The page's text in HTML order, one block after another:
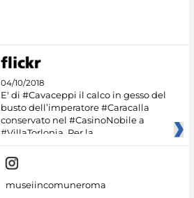
04/10/2018
E' di #Cavaceppi il calco in gesso del
busto dell’imperatore #Caracalla
conservato nel #CasinoNobile a
#VillaTorlonia. Per la
museiincomuneroma